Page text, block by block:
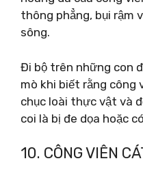
thông phẳng, bụi rậm
sông.
Đi bộ trên những con
mò khi biết rằng công
chục loài thực vật và
coi là bị đe dọa hoặc
10. CÔNG VIÊN